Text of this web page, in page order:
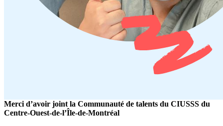
Merci d’avoir joint la Communauté de talents du CIUSSS du
Centre-Ouest-de-l’Île-de-Montréal